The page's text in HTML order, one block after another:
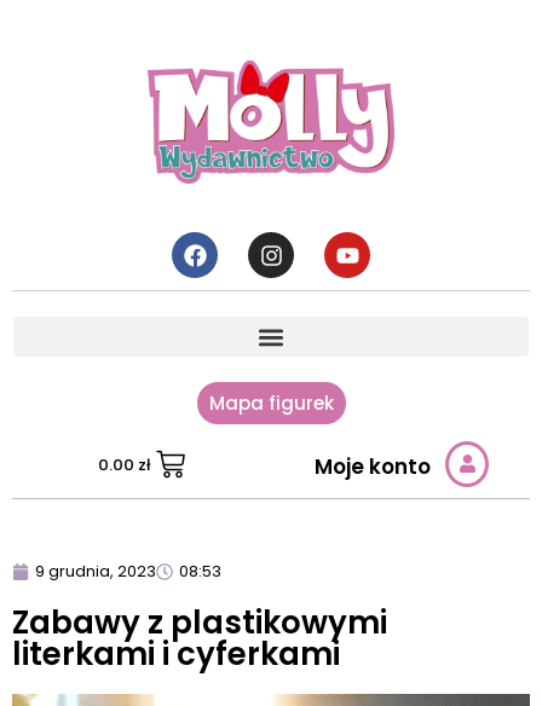
Mapa figurek
0.00 zł Moje konto
9 grudnia, 2023 08:53
Zabawy z plastikowymi
literkami i cyferkami